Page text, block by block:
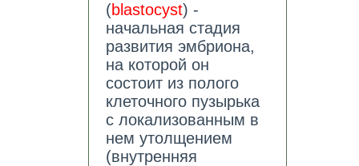
(blastocyst) -
начальная стадия
развития эмбриона,
на которой он
состоит из полого
клеточного пузырька
с локализованным в
нем утолщением
(внутренняя